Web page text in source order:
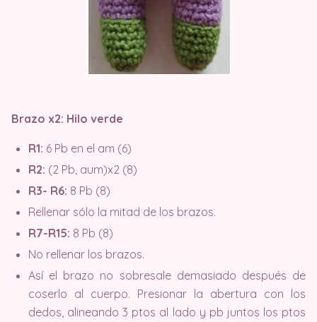
Brazo x2: Hilo verde
R1: 6 Pb en el am (6)
R2: (2 Pb, aum)x2 (8)
R3- R6: 8 Pb (8)
Rellenar sólo la mitad de los brazos.
R7-R15: 8 Pb (8)
No rellenar los brazos.
Así el brazo no sobresale demasiado después de
coserlo al cuerpo. Presionar la abertura con los
dedos, alineando 3 ptos al lado y pb juntos los ptos